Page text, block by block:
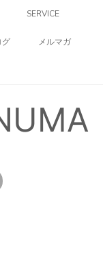
SERVICE
グ メルマガ